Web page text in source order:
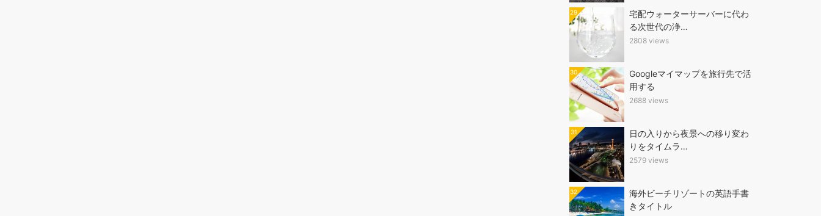
29
宅配ウォーターサーバーに代わ
る次世代の浄…
2808 views
30
Googleマイマップを旅行先で活
用する
2688 views
31
日の入りから夜景への移り変わ
りをタイムラ…
2579 views
32
海外ビーチリゾートの英語手書
きタイトル